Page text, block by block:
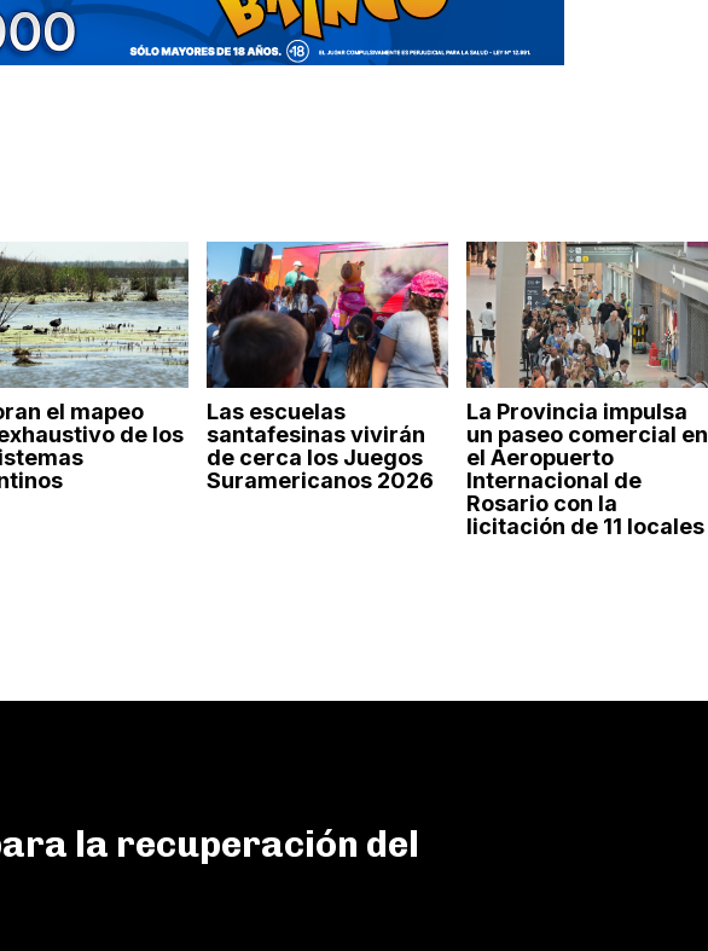
el mapeo
de los
Las escuelas
santafesinas vivirán
de cerca los Juegos
Suramericanos 2026
La Provincia impulsa
un paseo comercial en
el Aeropuerto
Internacional de
Rosario con la
licitación de 11 locales
la recuperación del